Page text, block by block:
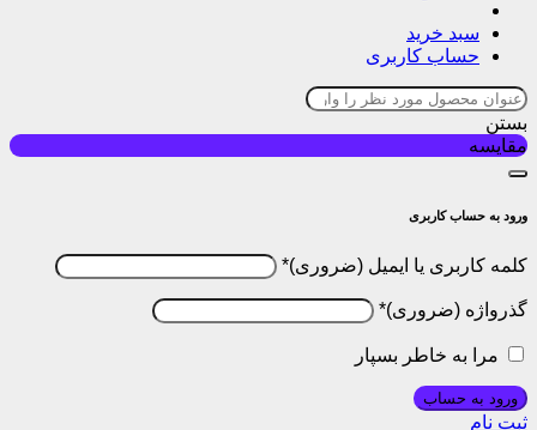
سبد خرید
حساب کاربری
بستن
مقایسه
ورود به حساب کاربری
کلمه کاربری یا ایمیل *
گذرواژه *
مرا به خاطر بسپار
ورود به حساب
ثبت نام